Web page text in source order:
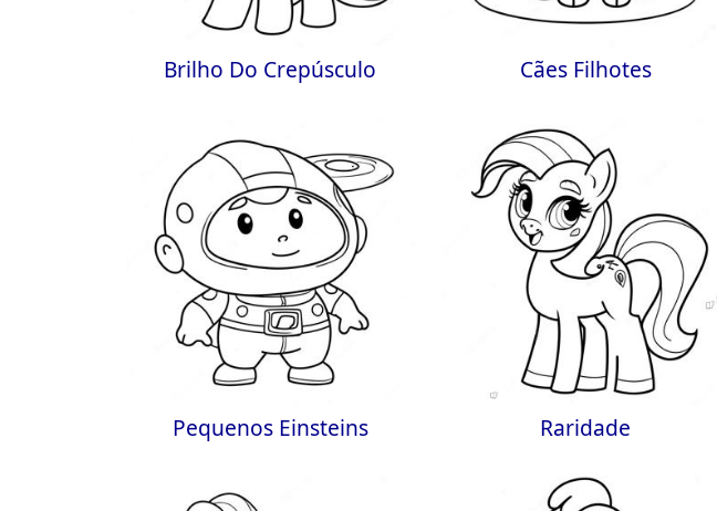
Brilho Do Crepúsculo Cães Filhotes
Pequenos Einsteins Raridade